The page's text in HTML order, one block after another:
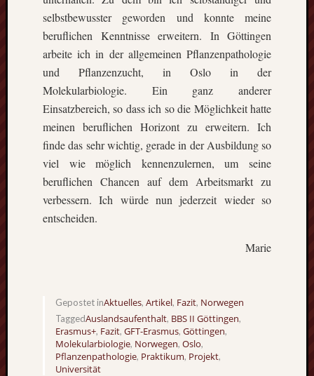
selbstbewusster geworden und konnte meine
beruflichen Kenntnisse erweitern. In Göttingen
arbeite ich in der allgemeinen Pflanzenpathologie
und Pflanzenzucht, in Oslo in der
Molekularbiologie. Ein ganz anderer
Einsatzbereich, so dass ich so die Möglichkeit hatte
meinen beruflichen Horizont zu erweitern. Ich
finde das sehr wichtig, gerade in der Ausbildung so
viel wie möglich kennenzulernen, um seine
beruflichen Chancen auf dem Arbeitsmarkt zu
verbessern. Ich würde nun jederzeit wieder so
entscheiden.
Marie
Gepostet inAktuelles, Artikel, Fazit, Norwegen
TaggedAuslandsaufenthalt, BBS II Göttingen,
Erasmus+, Fazit, GFT-Erasmus, Göttingen,
Molekularbiologie, Norwegen, Oslo,
Pflanzenpathologie, Praktikum, Projekt,
Universität